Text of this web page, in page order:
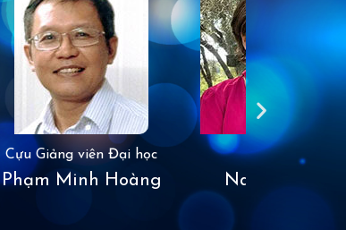
Cựu Giảng viên Đại học
Phạm Minh Hoàng
Bà
Nancy Bùi